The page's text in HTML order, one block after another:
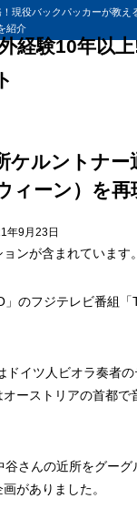
現役バックパッカーが教え
紹介
経験10年以
ケルントナー
ィーン）を再
年9月23日
ンが含まれています。
」のフジテレビ番組「
ドイツ人ビオラ奏者
ーストリアの首都で
谷さんの近所をグー
がありました。